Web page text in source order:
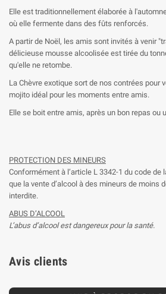
Elle est traditionnellement élaborée à
où elle fermente dans des fûts renforcés.
A partir de Noël, les amis sont invités à venir
délicieuse mousse alcoolisée est tirée du
qu'elle ne retombe.
La Chèvre exotique sort de nos contrées pour
mojito idéal pour les moments entre amis.
Elle se boit entre amis, après un bon repas ou
PROTECTION DES MINEURS
Conformément à l’article L 3342-1 du code
que la vente d’alcool à des mineurs de moins
interdite.
ABUS D’ALCOOL
L’abus d’alcool est dangereux pour la santé.
Avis clients